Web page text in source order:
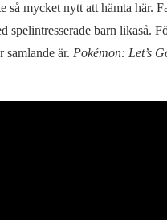
mycket nytt att hämta här.
barn likaså.
är. Pokémon: Let’s